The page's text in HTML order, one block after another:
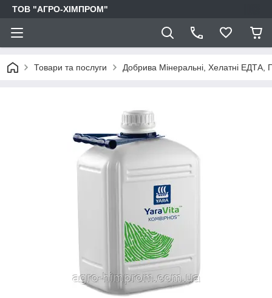
ТОВ "АГРО-ХІМПРОМ"
Товари та послуги Добрива Мінеральні, Хелатні ЕДТА,